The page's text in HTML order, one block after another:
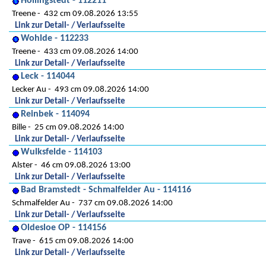
Treene
432 cm 09.08.2026 13:55
Link zur Detail- / Verlaufsseite
Wohlde - 112233
Treene
433 cm 09.08.2026 14:00
Link zur Detail- / Verlaufsseite
Leck - 114044
Lecker Au
493 cm 09.08.2026 14:00
Link zur Detail- / Verlaufsseite
Reinbek - 114094
Bille
25 cm 09.08.2026 14:00
Link zur Detail- / Verlaufsseite
Wulksfelde - 114103
Alster
46 cm 09.08.2026 13:00
Link zur Detail- / Verlaufsseite
Bad Bramstedt - Schmalfelder Au - 114116
Schmalfelder Au
737 cm 09.08.2026 14:00
Link zur Detail- / Verlaufsseite
Oldesloe OP - 114156
Trave
615 cm 09.08.2026 14:00
Link zur Detail- / Verlaufsseite